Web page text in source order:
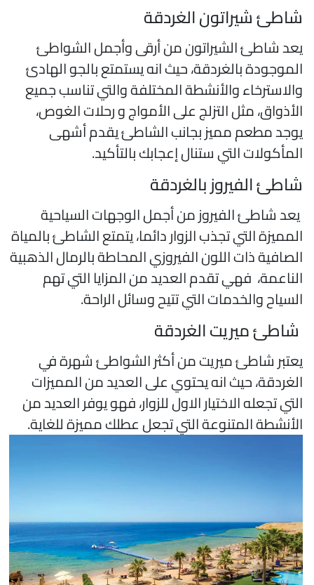
شيراتون الغردقة
شاطئ الشيراتون من أرقى وأجمل الشواطئ
بالغردقة، حيث انه يستمتع بالجو الهادئ
والأنشطة المختلفة والتي تناسب جميع
مثل التزلج على الأمواج و رحلات الغوص،
مطعم مميز بجانب الشاطئ يقدم أشهى
التي ستنال إعجابك بالتأكيد.
الفيروز بالغردقة
شاطئ الفيروز من أجمل الوجهات السياحية
التي تجذب الزوار دائما، يتمتع الشاطئ بالمياة
ذات اللون الفيروزي المحاطة بالرمال الذهبية
فهي تقدم العديد من المزايا التي تهم
والخدمات التي تتيح وسائل الراحة.
ميريت الغردقة
شاطئ ميريت من أكثر الشواطئ شهرة في
حيث انه يحتوي على العديد من المميزات
تجعله الاختيار الاول للزوار، فهو يوفر العديد من
المتنوعة التي تجعل عطلك مميزة للغاية.